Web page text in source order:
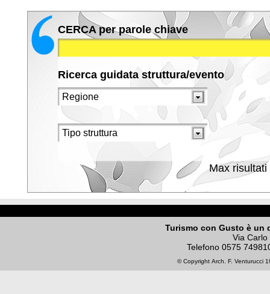
CERCA per parole chiave
Ricerca guidata struttura/evento
Max risultati
Turismo con Gusto è un
Via
Telefono 0575
© Copyright Arch. F. Venturucci